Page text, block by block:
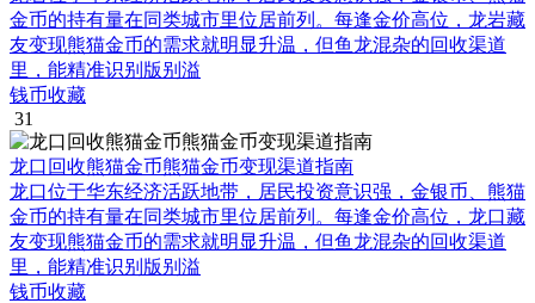
金币的持有量在同类城市里位居前列。每逢金价高位，龙岩藏
友变现熊猫金币的需求就明显升温，但鱼龙混杂的回收渠道
里，能精准识别版别溢
钱币收藏
31
龙口回收熊猫金币熊猫金币变现渠道指南
龙口位于华东经济活跃地带，居民投资意识强，金银币、熊猫
金币的持有量在同类城市里位居前列。每逢金价高位，龙口藏
友变现熊猫金币的需求就明显升温，但鱼龙混杂的回收渠道
里，能精准识别版别溢
钱币收藏